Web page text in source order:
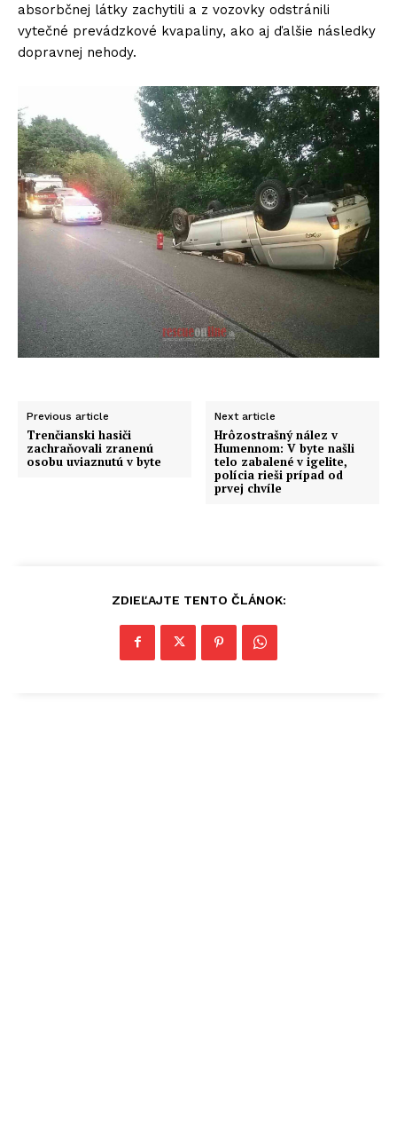
absorbčnej látky zachytili a z vozovky odstránili
vytečné prevádzkové kvapaliny, ako aj ďalšie následky
dopravnej nehody.
Previous article
Trenčianski hasiči
zachraňovali zranenú
osobu uviaznutú v byte
Next article
Hrôzostrašný nález v
Humennom: V byte našli
telo zabalené v igelite,
polícia rieši prípad od
prvej chvíle
ZDIEĽAJTE TENTO ČLÁNOK: